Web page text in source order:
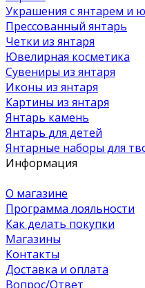
Украшения с янтарем и
Прессованный янтарь
Четки из янтаря
Ювелирная косметика
Сувениры из янтаря
Иконы из янтаря
Картины из янтаря
Янтарь камень
Янтарь для детей
Янтарные наборы для
Информация
О магазине
Программа лояльности
Как делать покупки
Магазины
Контакты
Доставка и оплата
Вопрос/Ответ